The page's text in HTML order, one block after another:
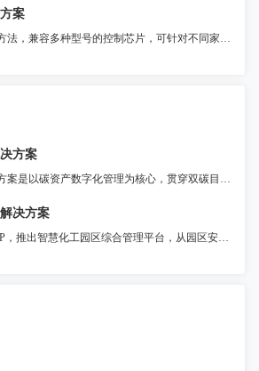
案
该方案支持多种控制方法，兼容多种型号的控制芯片，可针对不同家电应用场景进行优化和定制。此外，该解决方案还提供了诸多安全保护功能和稳定性保障，确保产品的高质量和可靠性
方案
智慧双碳全场景解决方案是以碳资产数字化管理为核心，贯穿双碳目标规划、减碳路径实施的全流程服务体系，通过物联网、大数据、AI等数字化技术深度融合，赋能企业实现数字化可持续建设与绿色转型。
决方案
基于园区OS+工业APP，推出智慧化工园区综合管理平台，从园区安全、环保、环境、能源、应急、管理等多方面入手，运用工业互联网技术手段，融入智慧化工园区的各个环境当中，解决化工园区和企业不同场景需求，为化工园区和园区内的企业数字化赋能，打造一个安全、便捷、高效、节能、智能的数智化工产业园区。